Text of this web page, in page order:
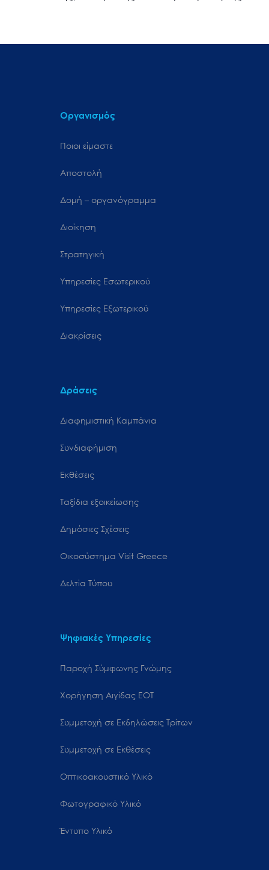
Οργανισμός
Ποιοι είμαστε
Αποστολή
Δομή – οργανόγραμμα
Διοίκηση
Στρατηγική
Υπηρεσίες Εσωτερικού
Υπηρεσίες Εξωτερικού
Διακρίσεις
Δράσεις
Διαφημιστική Καμπάνια
Συνδιαφήμιση
Εκθέσεις
Ταξίδια εξοικείωσης
Δημόσιες Σχέσεις
Oικοσύστημα Visit Greece
Δελτία Τύπου
Ψηφιακές Υπηρεσίες
Παροχή Σύμφωνης Γνώμης
Χορήγηση Αιγίδας ΕΟΤ
Συμμετοχή σε Εκδηλώσεις Τρίτων
Συμμετοχή σε Εκθέσεις
Οπτικοακουστικό Υλικό
Φωτογραφικό Υλικό
Έντυπο Υλικό